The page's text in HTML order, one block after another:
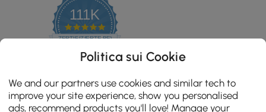
111K
4.8
star
ZERTIFIZIERTE BEWERTUNGEN
Politica sui Cookie
We and our partners use cookies and similar tech to
improve your site experience, show you personalised
ads, recommend products you'll love! Manage your